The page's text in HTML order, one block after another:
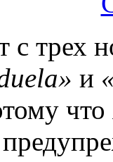
с трех
и